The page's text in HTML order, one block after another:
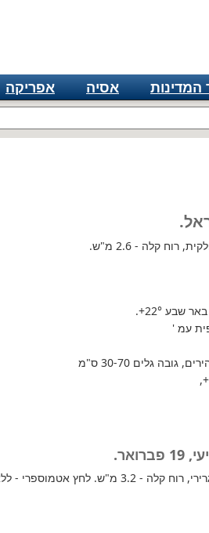
אסיה אפריקה
רוח קלה - 2.6 מ"ש.
באר שבע +22°
.
גובה גלים 30-70 ס"מ
,
מחר ברוב חלקי הארץ ירידת טמפרטורה, סגרירי, רוח קלה - 3.2 מ"ש. לחץ